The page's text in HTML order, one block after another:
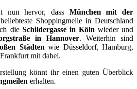
nun hervor, dass München mit der
Shoppingmeile in Deutschland
die Schildergasse in Köln wieder und
in Hannover. Weiterhin sind
Städten wie Düsseldorf, Hamburg,
mit dabei.
könnt ihr einen guten Überblick
erhalten.